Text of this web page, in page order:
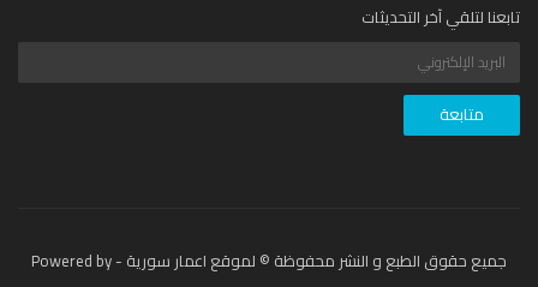
لتلقي آخر التحديثات
جميع حقوق الطبع و النشر محفوظة © لموقع اعمار سورية - Powered by